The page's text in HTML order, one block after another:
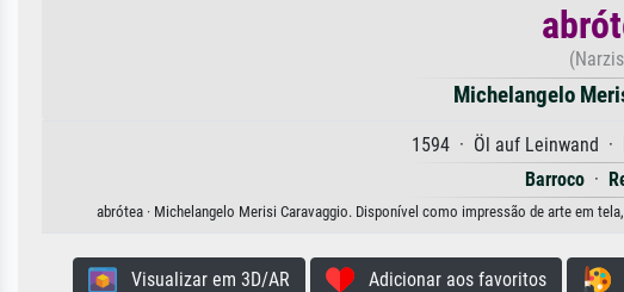
Michelangelo
1594 · Öl auf Leinwand ·
Barroco·
abrótea · Michelangelo Merisi Caravaggio. Disponível como impressão de arte em
Visualizar em 3D/AR Adicionar aos favoritos